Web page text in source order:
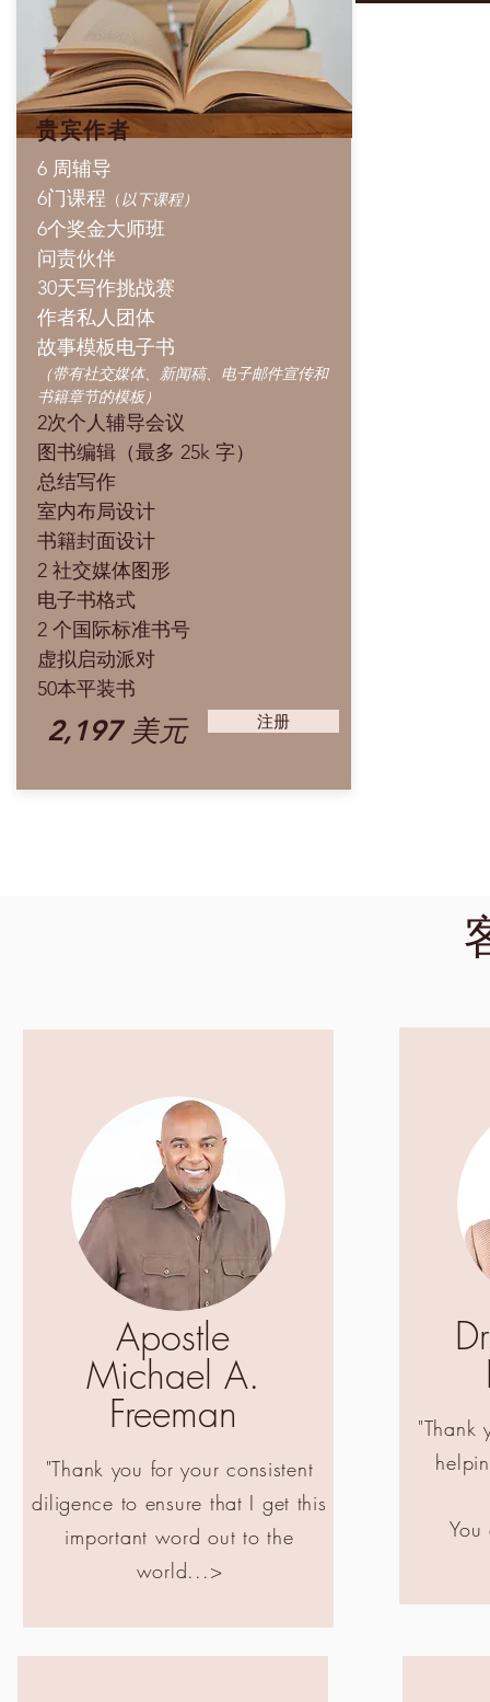
贵宾作者
6 周辅导
6门课程 （以下课程）
6个奖金大师班
问责伙伴
30天写作挑战赛
作者私人团体
故事模板电子书
（带有社交媒体、新闻稿、电子邮件宣传和
书籍章节的模板）
2次个人辅导会议
图书编辑（最多 25k 字）
总结写作
室内布局设计
书籍封面设计
2 社交媒体图形
电子书格式
2 个国际标准书号
虚拟启动派对
50本平装书
2,197 美元 注册
Apostle
Michael A.
Freeman
"Thank you for your consistent
diligence to ensure that I get this
important word out to the
world...>
"Thank